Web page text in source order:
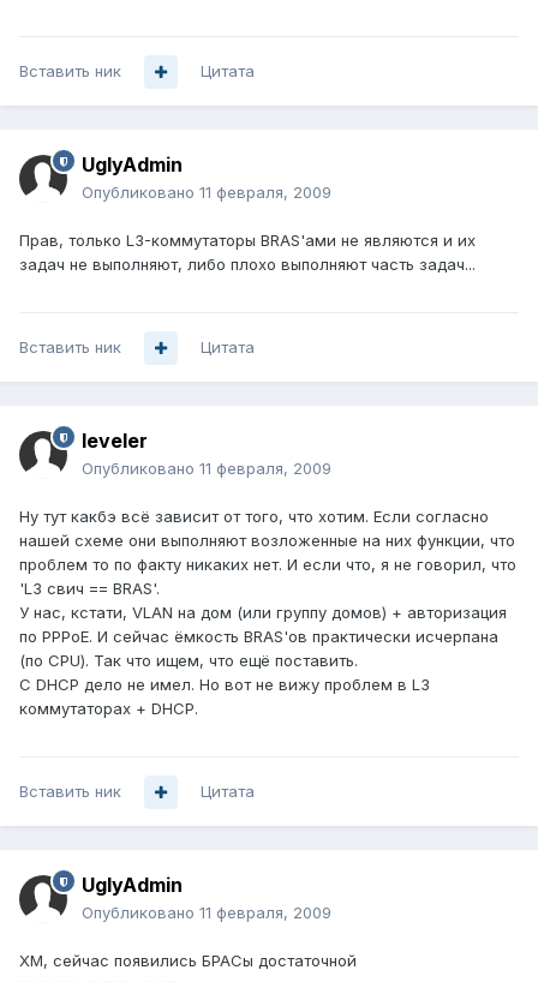
Вставить ник Цитата
UglyAdmin
Опубликовано 11 февраля, 2009
Прав, только L3-коммутаторы BRAS'ами не являются и их
задач не выполняют, либо плохо выполняют часть задач...
Вставить ник Цитата
leveler
Опубликовано 11 февраля, 2009
Ну тут какбэ всё зависит от того, что хотим. Если согласно
нашей схеме они выполняют возложенные на них функции, что
проблем то по факту никаких нет. И если что, я не говорил, что
'L3 свич == BRAS'.
У нас, кстати, VLAN на дом (или группу домов) + авторизация
по PPPoE. И сейчас ёмкость BRAS'ов практически исчерпана
(по CPU). Так что ищем, что ещё поставить.
С DHCP дело не имел. Но вот не вижу проблем в L3
коммутаторах + DHCP.
Вставить ник Цитата
UglyAdmin
Опубликовано 11 февраля, 2009
ХМ, сейчас появились БРАСы достаточной